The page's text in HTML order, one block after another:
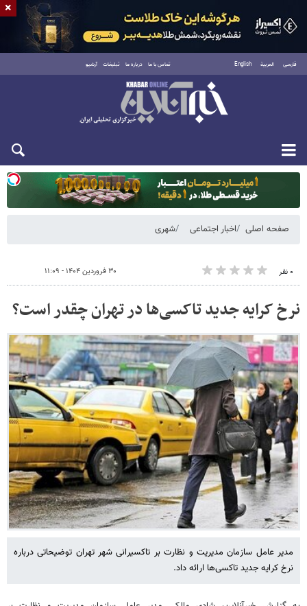
فارسی العربية English تماس با ما درباره ما تبلیغات آرشیو
یکشنبه ۱۸ مرداد ۱۴۰۵
صفحه اصلی اخبار اجتماعی شهری
۰ نفر ۳۰ فروردین ۱۴۰۴ - ۱۱:۰۹
نرخ کرایه جدید تاکسی‌ها در تهران چقدر است؟
مدیر عامل سازمان مدیریت و نظارت بر تاکسیرانی شهر تهران توضیحاتی درباره
نرخ کرایه جدید تاکسی‌ها ارائه داد.
×